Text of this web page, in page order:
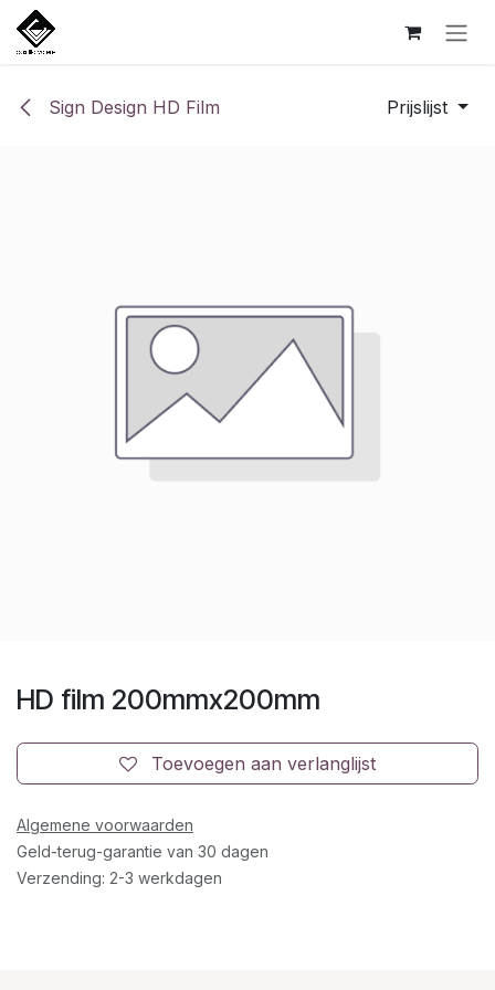
Overslaan naar inhoud
Sign Design HD Film Prijslijst
HD film 200mmx200mm
Toevoegen aan verlanglijst
Algemene voorwaarden
Geld-terug-garantie van 30 dagen
Verzending: 2-3 werkdagen